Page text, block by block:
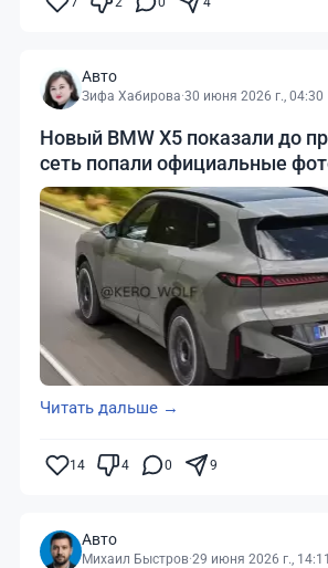
Авто
Зифа Хабирова·30 июня 2026 г., 04:30
Новый BMW X5 показали до
сеть попали официальные
Читать дальше →
14 4 0 9
Авто
Михаил Быстров·29 июня 2026 г., 14:11